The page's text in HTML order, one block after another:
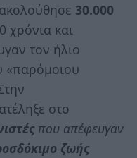
30.000
χρόνια και
τον ήλιο
«παρόμοιου
στο
που απέφευγαν
ζωής